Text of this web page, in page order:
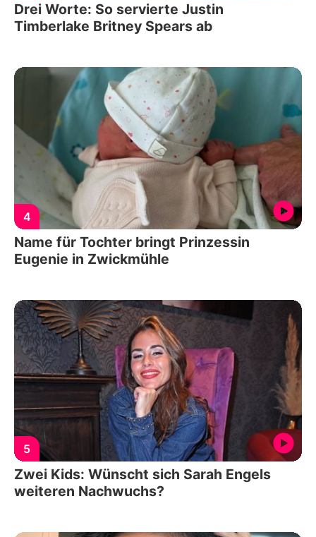
Drei Worte: So servierte Justin
Timberlake Britney Spears ab
4
Name für Tochter bringt Prinzessin
Eugenie in Zwickmühle
5
Zwei Kids: Wünscht sich Sarah Engels
weiteren Nachwuchs?